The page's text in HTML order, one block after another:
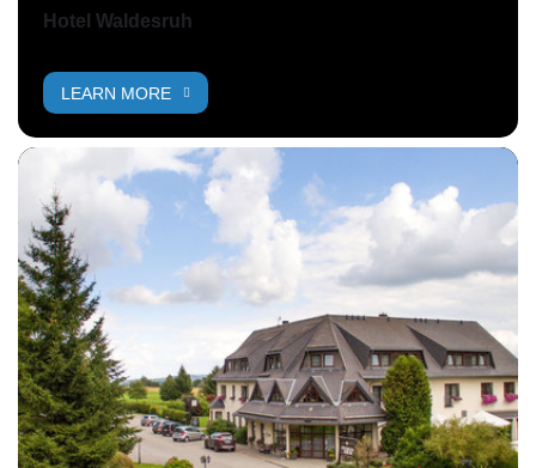
Hotel Waldesruh
LEARN MORE